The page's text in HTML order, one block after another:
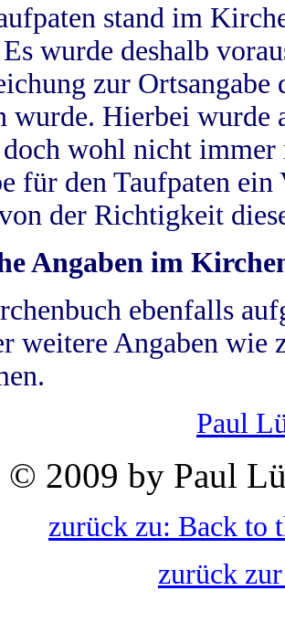
stand im
wurde deshalb
zur
wurde. Hierbei wurde
wohl nicht
für den Taufpaten
der Richtigkeit
Angaben im
ebenfalls
weitere Angaben wie
Paul
© 2009 by Paul
zurück zu: Back to
zurück